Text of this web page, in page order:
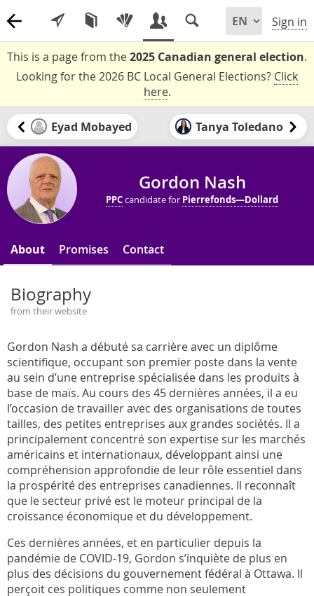
Sign in
This is a page from the2025 Canadian general election.
Looking for the 2026 BC Local General Elections? Click
here.
Eyad Mobayed Tanya Toledano
Gordon Nash
PPCcandidate for Pierrefonds—Dollard
About Promises Contact
Biography
from their website
Gordon Nash a débuté sa carrière avec un diplôme
scientifique, occupant son premier poste dans la vente
au sein d’une entreprise spécialisée dans les produits à
base de maïs. Au cours des 45 dernières années, il a eu
l’occasion de travailler avec des organisations de toutes
tailles, des petites entreprises aux grandes sociétés. Il a
principalement concentré son expertise sur les marchés
américains et internationaux, développant ainsi une
compréhension approfondie de leur rôle essentiel dans
la prospérité des entreprises canadiennes. Il reconnaît
que le secteur privé est le moteur principal de la
croissance économique et du développement.
Ces dernières années, et en particulier depuis la
pandémie de COVID-19, Gordon s’inquiète de plus en
plus des décisions du gouvernement fédéral à Ottawa. Il
perçoit ces politiques comme non seulement